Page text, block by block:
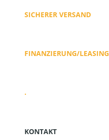
SICHERER VERSAND
FINANZIERUNG/LEASING
.
KONTAKT